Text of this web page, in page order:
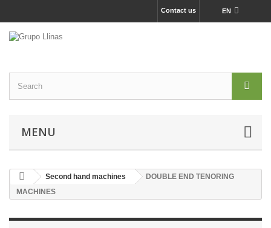
EN
Contact us
MENU
Second hand machines
DOUBLE END TENORING
MACHINES